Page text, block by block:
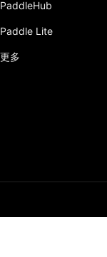
PaddleHub
Paddle Lite
更多